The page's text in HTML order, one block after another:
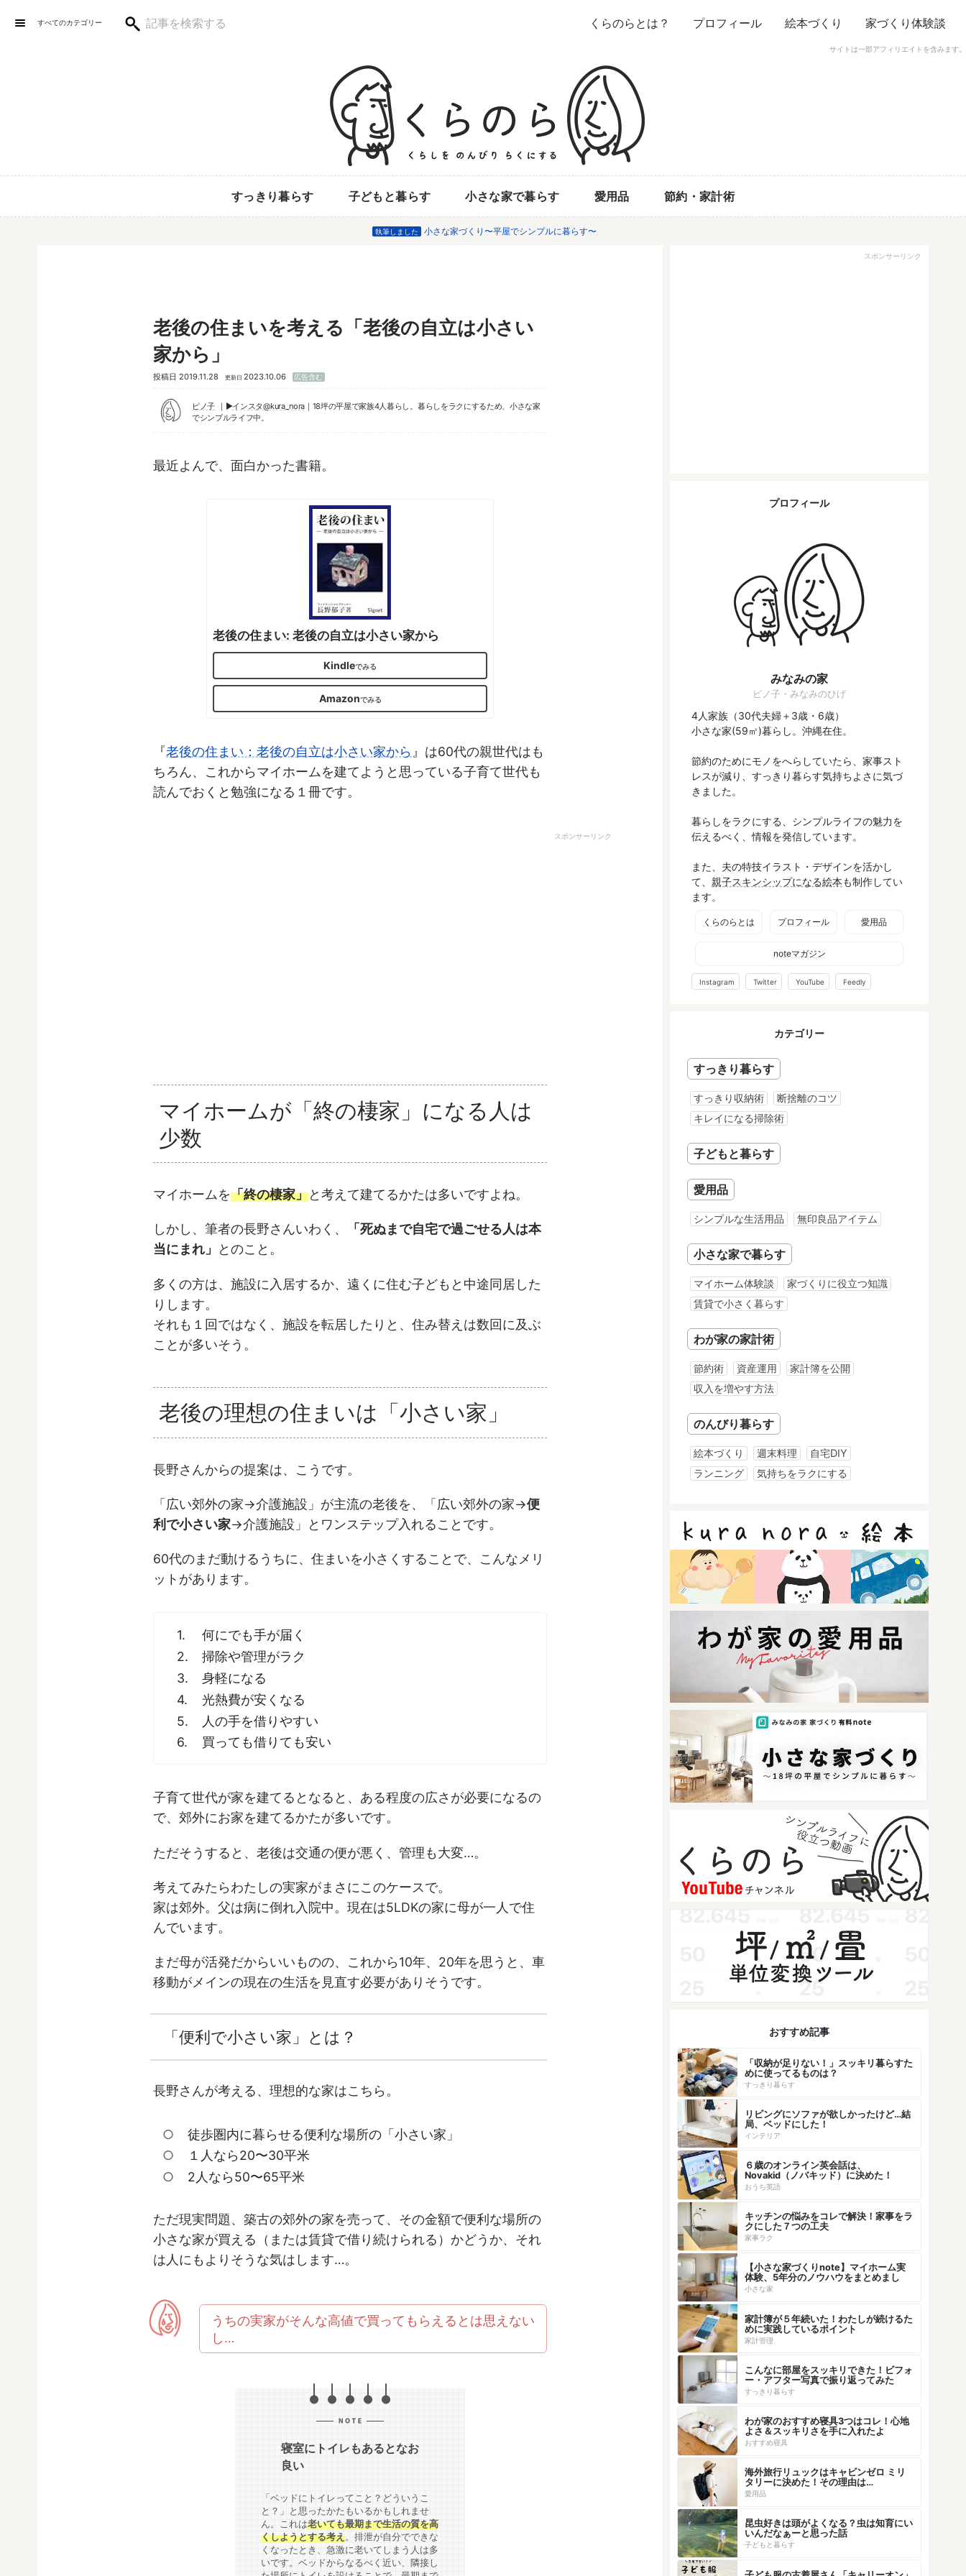
サイトは一部アフィリエイトを含みます。
すべてのカテゴリー くらのらとは？ プロフィール 絵本づくり 家づくり体験談
すっきり暮らす 子どもと暮らす 小さな家で暮らす 愛用品 節約・家計術
執筆しました 小さな家づくり〜平屋でシンプルに暮らす〜
老後の住まいを考える「老後の自立は小さい
家から」
投稿日 2019.11.28 更新日 2023.10.06 広告含む
ピノ子 ▶︎インスタ@kura_nora｜18坪の平屋で家族4人暮らし。暮らしをラクにするため、小さな家
でシンプルライフ中。
最近よんで、面白かった書籍。
老後の住まい: 老後の自立は小さい家から
Kindle
Amazon
『老後の住まい：老後の自立は小さい家から 』は60代の親世代はも
ちろん、これからマイホームを建てようと思っている子育て世代も
読んでおくと勉強になる１冊です。
スポンサーリンク
マイホームが「終の棲家」になる人は
少数
マイホームを「終の棲家」と考えて建てるかたは多いですよね。
しかし、筆者の長野さんいわく、
「死ぬまで自宅で過ごせる人は本
当にまれ」
とのこと。
多くの方は、施設に入居するか、遠くに住む子どもと中途同居した
りします。
それも１回ではなく、施設を転居したりと、住み替えは数回に及ぶ
ことが多いそう。
老後の理想の住まいは「小さい家」
長野さんからの提案は、こうです。
「広い郊外の家→介護施設」が主流の老後を、「広い郊外の家→便
利で小さい家→介護施設」とワンステップ入れることです。
60代のまだ動けるうちに、住まいを小さくすることで、こんなメリ
ットがあります。
何にでも手が届く
掃除や管理がラク
身軽になる
光熱費が安くなる
人の手を借りやすい
買っても借りても安い
子育て世代が家を建てるとなると、ある程度の広さが必要になるの
で、郊外にお家を建てるかたが多いです。
ただそうすると、老後は交通の便が悪く、管理も大変…。
考えてみたらわたしの実家がまさにこのケースで。
家は郊外。父は病に倒れ入院中。現在は5LDKの家に母が一人で住
んでいます。
まだ母が活発だからいいものの、これから10年、20年を思うと、車
移動がメインの現在の生活を見直す必要がありそうです。
「便利で小さい家」とは？
長野さんが考える、理想的な家はこちら。
徒歩圏内に暮らせる便利な場所の「小さい家」
１人なら20〜30平米
2人なら50〜65平米
ただ現実問題、築古の郊外の家を売って、その金額で便利な場所の
小さな家が買える（または賃貸で借り続けられる）かどうか、それ
は人にもよりそうな気はします…。
うちの実家がそんな高値で買ってもらえるとは思えない
し…
寝室にトイレもあるとなお
良い
「ベッドにトイレってこと？どういうこ
と？」と思ったかたもいるかもしれませ
ん。これは老いても最期まで生活の質を高
くしようとする考え。排泄が自分でできな
くなったとき、急激に老いてしまう人は多
いです。ベッドからなるべく近い、隣接し
スポンサーリンク
プロフィール
みなみの家
ピノ子・みなみのひげ
4人家族（30代夫婦＋3歳・6歳）
小さな家(59㎡)暮らし。沖縄在住。
節約のためにモノをへらしていたら、家事スト
レスが減り、すっきり暮らす気持ちよさに気づ
きました。
暮らしをラクにする、シンプルライフの魅力を
伝えるべく、情報を発信しています。
また、夫の特技イラスト・デザインを活かし
て、 親子スキンシップになる絵本も制作してい
ます。
くらのらとは プロフィール 愛用品
noteマガジン
Instagram Twitter YouTube Feedly
カテゴリー
すっきり暮らす
すっきり収納術
断捨離のコツ
キレイになる掃除術
子どもと暮らす
愛用品
シンプルな生活用品 無印良品アイテム
小さな家で暮らす
マイホーム体験談
家づくりに役立つ知識
賃貸で小さく暮らす
わが家の家計術
節約術 資産運用
家計簿を公開
収入を増やす方法
のんびり暮らす
絵本づくり 週末料理
自宅DIY
ランニング
気持ちをラクにする
おすすめ記事
「収納が足りない！」スッキリ暮らすた
めに使ってるものは？
すっきり暮らす
リビングにソファが欲しかったけど…結
局、ベッドにした！
インテリア
６歳のオンライン英会話は、
Novakid（ノバキッド）に決めた！
おうち英語
キッチンの悩みをコレで解決！家事をラ
クにした７つの工夫
家事ラク
【小さな家づくりnote】マイホーム実
体験、5年分のノウハウをまとめまし
た！
小さな家
家計簿が５年続いた！わたしが続けるた
めに実践しているポイント
家計管理
こんなに部屋をスッキリできた！ビフォ
ー・アフター写真で振り返ってみた
すっきり暮らす
わが家のおすすめ寝具3つはコレ！心地
よさ＆スッキリさを手に入れたよ
おすすめ寝具
海外旅行リュックはキャビンゼロ ミリ
タリーに決めた！その理由は…
愛用品
昆虫好きは頭がよくなる？虫は知育にい
いんだなぁーと思った話
子どもと暮らす